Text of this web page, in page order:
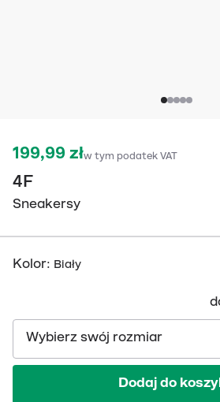
199,99 złw tym podatek VAT
4F
Sneakersy
Kolor: Biały
Wybierz swój rozmiar
Dodaj do